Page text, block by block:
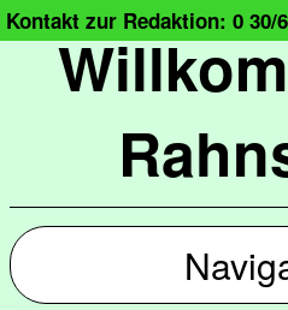
Kontakt zur Redaktion: 0 30/